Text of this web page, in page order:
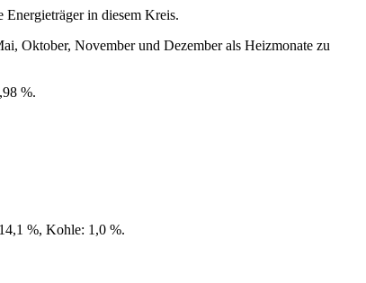
Energieträger in diesem Kreis.
Oktober, November und Dezember als Heizmonate zu
%.
%, Kohle: 1,0 %.